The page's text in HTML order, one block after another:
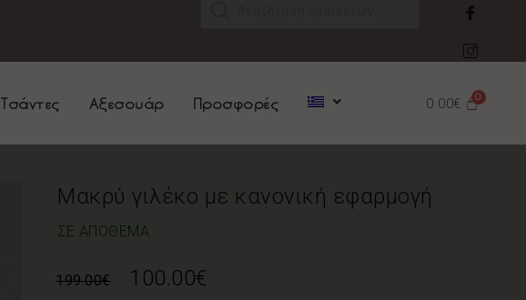
Τσάντες Αξεσουάρ Προσφορές 0.00€
Μακρύ γιλέκο με κανονική εφαρμογή
ΣΕ ΑΠΌΘΕΜΑ
199.00€ 100.00€